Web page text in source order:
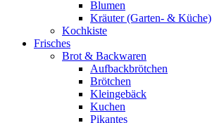
Blumen
Kräuter (Garten- & Küche)
Kochkiste
Frisches
Brot & Backwaren
Aufbackbrötchen
Brötchen
Kleingebäck
Kuchen
Pikantes